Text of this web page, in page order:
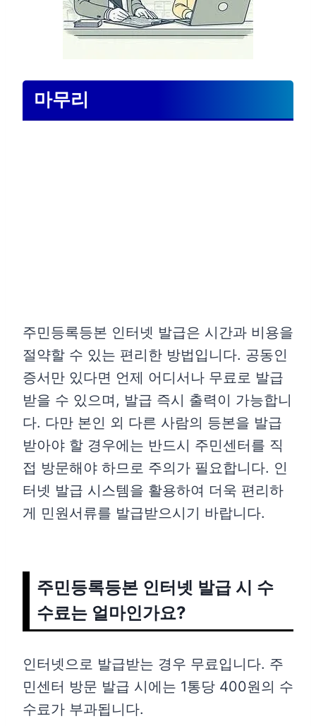
마무리
주민등록등본 인터넷 발급은 시간과 비용을
절약할 수 있는 편리한 방법입니다. 공동인
증서만 있다면 언제 어디서나 무료로 발급
받을 수 있으며, 발급 즉시 출력이 가능합니
다. 다만 본인 외 다른 사람의 등본을 발급
받아야 할 경우에는 반드시 주민센터를 직
접 방문해야 하므로 주의가 필요합니다. 인
터넷 발급 시스템을 활용하여 더욱 편리하
게 민원서류를 발급받으시기 바랍니다.
주민등록등본 인터넷 발급 시 수
수료는 얼마인가요?
인터넷으로 발급받는 경우 무료입니다. 주
민센터 방문 발급 시에는 1통당 400원의 수
수료가 부과됩니다.